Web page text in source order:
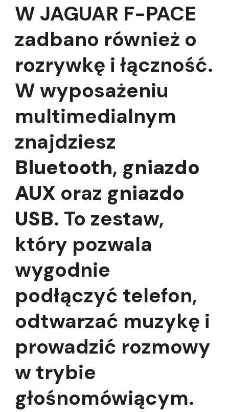
W JAGUAR F-PACE
zadbano również o
rozrywkę i łączność.
W wyposażeniu
multimedialnym
znajdziesz
Bluetooth, gniazdo
AUX oraz gniazdo
USB. To zestaw,
który pozwala
wygodnie
podłączyć telefon,
odtwarzać muzykę i
prowadzić rozmowy
w trybie
głośnomówiącym.